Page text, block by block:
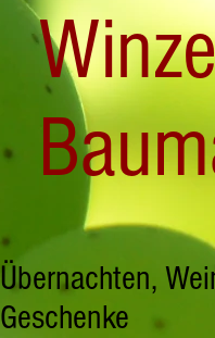
Übernachten,
Geschenke